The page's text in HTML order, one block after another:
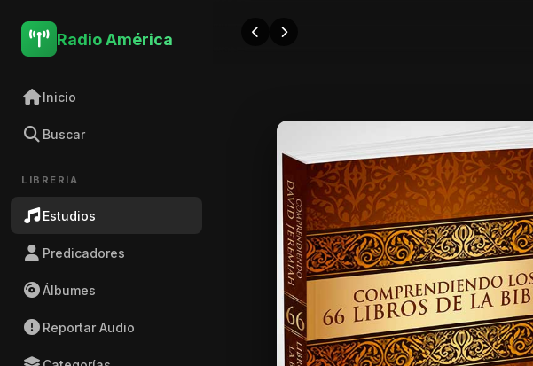
Radio América
Inicio
Buscar
LIBRERÍA
Estudios
Predicadores
Álbumes
Reportar Audio